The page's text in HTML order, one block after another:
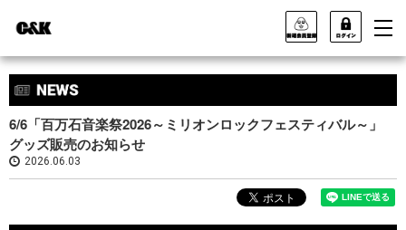
6/6「百万石音楽祭2026～ミリオンロックフェスティバル～」
グッズ販売のお知らせ
2026.06.03